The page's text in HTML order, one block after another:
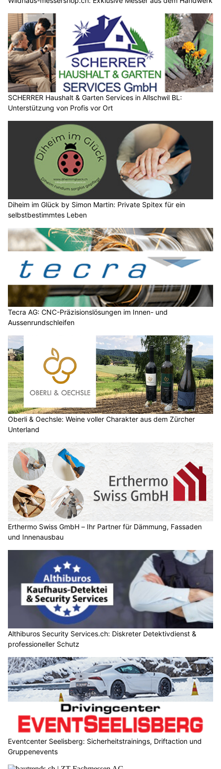
SCHERRER Haushalt & Garten Services in Allschwil BL:
Unterstützung von Profis vor Ort
Diheim im Glück by Simon Martin: Private Spitex für ein
selbstbestimmtes Leben
Tecra AG: CNC-Präzisionslösungen im Innen- und
Aussenrundschleifen
Oberli & Oechsle: Weine voller Charakter aus dem Zürcher
Unterland
Erthermo Swiss GmbH – Ihr Partner für Dämmung, Fassaden
und Innenausbau
Althiburos Security Services.ch: Diskreter Detektivdienst &
professioneller Schutz
Eventcenter Seelisberg: Sicherheitstrainings, Driftaction und
Gruppenevents